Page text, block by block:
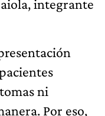
integrante
ni
Por eso,